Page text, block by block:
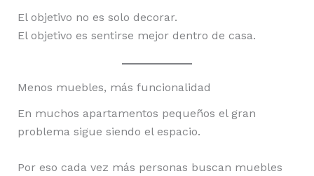
El objetivo no es solo decorar.
El objetivo es sentirse mejor dentro de casa.
Menos muebles, más funcionalidad
En muchos apartamentos pequeños el gran
problema sigue siendo el espacio.
Por eso cada vez más personas buscan muebles